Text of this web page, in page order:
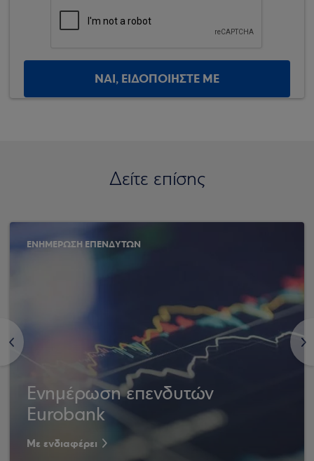
ΝΑΙ, ΕΙΔΟΠΟΙΗΣΤΕ ΜΕ
Δείτε επίσης
<
ΕΝΗΜΕΡΩΣΗ ΕΠΕΝΔΥΤΩΝ
Ενημέρωση επενδυτών
Eurobank
Με ενδιαφέρει
>